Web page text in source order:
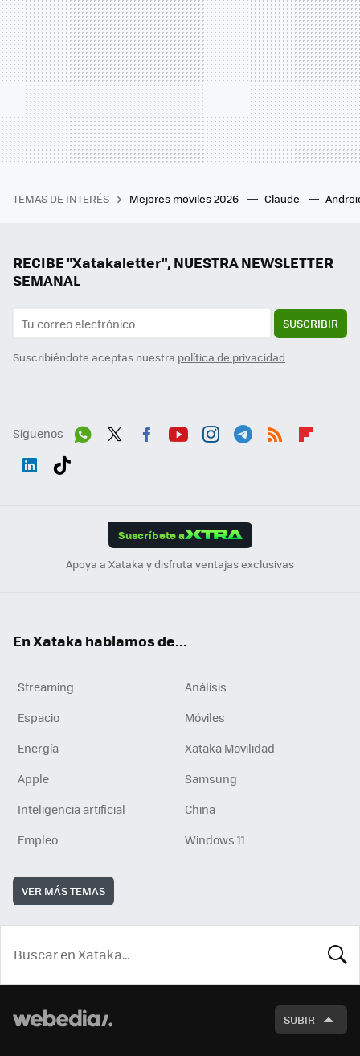
TEMAS DE INTERÉS Mejores moviles 2026 Claude
RECIBE "Xatakaletter", NUESTRA NEWSLETTER
SEMANAL
SUSCRIBIR
Suscribiéndote aceptas nuestra política de privacidad
Síguenos
Suscríbete a
Apoya a Xataka y disfruta ventajas exclusivas
En Xataka hablamos de...
Streaming
Análisis
Espacio
Móviles
Energía
Xataka Movilidad
Apple
Samsung
Inteligencia artificial
China
Empleo
Windows 11
VER MÁS TEMAS
SUBIR